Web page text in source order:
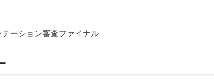
ーション審査ファイナル